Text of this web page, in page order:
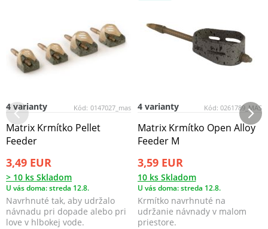
Kód: 0147027_mas
4 varianty
Matrix Krmítko Pellet
Feeder
3,49 EUR
> 10 ks Skladom
U vás doma: streda 12.8.
Navrhnuté tak, aby udržalo
návnadu pri dopade alebo pri
love v hlbokej vode.
Kód: 0261789_MAS
4 varianty
Matrix Krmítko Open Alloy
Feeder M
3,59 EUR
10 ks Skladom
U vás doma: streda 12.8.
Krmítko navrhnuté na
udržanie návnady v malom
priestore.